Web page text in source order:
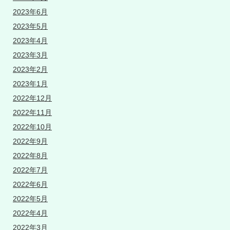
2023年6月
2023年5月
2023年4月
2023年3月
2023年2月
2023年1月
2022年12月
2022年11月
2022年10月
2022年9月
2022年8月
2022年7月
2022年6月
2022年5月
2022年4月
2022年3月